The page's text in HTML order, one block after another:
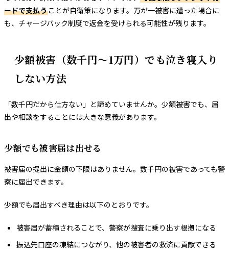
ードで支払う ことが自衛策になります。万が一被害に遭った場合に
も、チャージバック制度で返金を受けられる可能性が残ります。
少額被害（数千円〜1万円）でも泣き寝入り
しない方法
「数千円だから仕方ない」と諦めていませんか。少額被害でも、届
出や相談をすることには大きな意義があります。
少額でも被害届は出せる
被害届の提出に金額の下限はありません。数千円の被害であっても警
察に届出できます。
少額でも届出すべき理由は以下のとおりです。
被害届が蓄積されることで、警察が捜査に乗り出す根拠になる
振込先口座の凍結につながり、他の被害者の救済に貢献できる